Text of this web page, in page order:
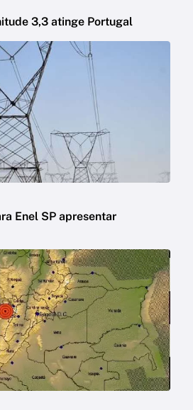
3,3 atinge Portugal
Enel SP apresentar